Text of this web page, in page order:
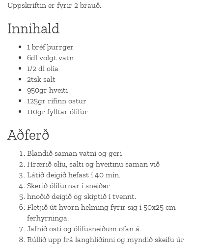
Uppskriftin er fyrir 2 brauð.
Innihald
1 bréf þurrger
6dl volgt vatn
1/2 dl olía
2tsk salt
950gr hveiti
125gr rifinn ostur
110gr fylltar ólífur
Aðferð
Blandið saman vatni og geri
Hrærið olíu, salti og hveitinu saman við
Látið deigið hefast í 40 mín.
Skerið ólífurnar í sneiðar
hnoðið deigið og skiptið í tvennt.
Fletjið út hvorn helming fyrir sig í 50x25 cm
ferhyrninga.
Jafnið osti og ólífusneiðum ofan á.
Rúllið upp frá langhliðinni og myndið skeifu úr